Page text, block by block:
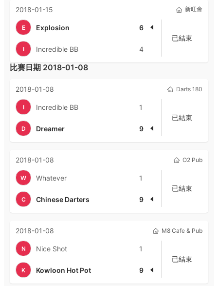
2018-01-15 新旺會
E Explosion 6
I Incredible BB 4
已結束
比賽日期 2018-01-08
2018-01-08 Darts 180
I Incredible BB 1
D Dreamer 9
已結束
2018-01-08 O2 Pub
W Whatever 1
C Chinese Darters 9
已結束
2018-01-08 M8 Cafe & Pub
N Nice Shot 1
K Kowloon Hot Pot 9
已結束